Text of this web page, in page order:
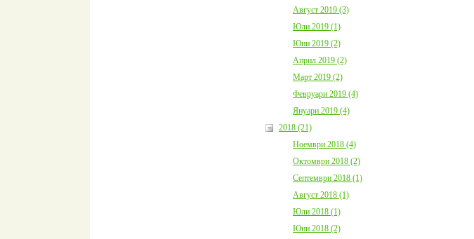
Август 2019 (3)
Юли 2019 (1)
Юни 2019 (2)
Април 2019 (2)
Март 2019 (2)
Февруари 2019 (4)
Януари 2019 (4)
2018 (21)
Ноември 2018 (4)
Октомври 2018 (2)
Септември 2018 (1)
Август 2018 (1)
Юли 2018 (1)
Юни 2018 (2)